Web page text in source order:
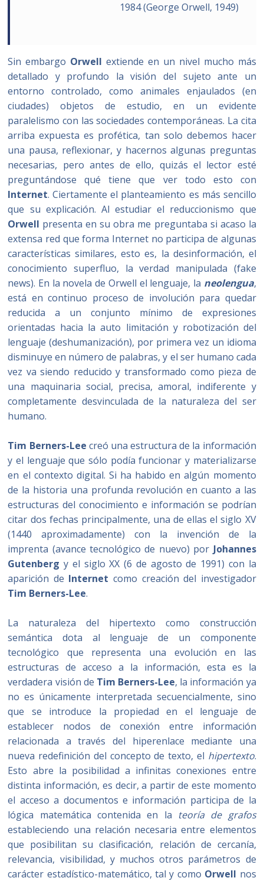
1984 (George Orwell, 1949)
Sin embargo Orwell extiende en un nivel mucho más
detallado y profundo la visión del sujeto ante un
entorno controlado, como animales enjaulados (en
ciudades) objetos de estudio, en un evidente
paralelismo con las sociedades contemporáneas. La cita
arriba expuesta es profética, tan solo debemos hacer
una pausa, reflexionar, y hacernos algunas preguntas
necesarias, pero antes de ello, quizás el lector esté
preguntándose qué tiene que ver todo esto con
Internet. Ciertamente el planteamiento es más sencillo
que su explicación. Al estudiar el reduccionismo que
Orwell presenta en su obra me preguntaba si acaso la
extensa red que forma Internet no participa de algunas
características similares, esto es, la desinformación, el
conocimiento superfluo, la verdad manipulada (fake
news). En la novela de Orwell el lenguaje, la neolengua,
está en continuo proceso de involución para quedar
reducida a un conjunto mínimo de expresiones
orientadas hacia la auto limitación y robotización del
lenguaje (deshumanización), por primera vez un idioma
disminuye en número de palabras, y el ser humano cada
vez va siendo reducido y transformado como pieza de
una maquinaria social, precisa, amoral, indiferente y
completamente desvinculada de la naturaleza del ser
humano.
Tim Berners-Lee creó una estructura de la información
y el lenguaje que sólo podía funcionar y materializarse
en el contexto digital. Si ha habido en algún momento
de la historia una profunda revolución en cuanto a las
estructuras del conocimiento e información se podrían
citar dos fechas principalmente, una de ellas el siglo XV
(1440 aproximadamente) con la invención de la
imprenta (avance tecnológico de nuevo) por Johannes
Gutenberg y el siglo XX (6 de agosto de 1991) con la
aparición de Internet como creación del investigador
Tim Berners-Lee.
La naturaleza del hipertexto como construcción
semántica dota al lenguaje de un componente
tecnológico que representa una evolución en las
estructuras de acceso a la información, esta es la
verdadera visión de Tim Berners-Lee, la información ya
no es únicamente interpretada secuencialmente, sino
que se introduce la propiedad en el lenguaje de
establecer nodos de conexión entre información
relacionada a través del hiperenlace mediante una
nueva redefinición del concepto de texto, el hipertexto.
Esto abre la posibilidad a infinitas conexiones entre
distinta información, es decir, a partir de este momento
el acceso a documentos e información participa de la
lógica matemática contenida en la teoría de grafos
estableciendo una relación necesaria entre elementos
que posibilitan su clasificación, relación de cercanía,
relevancia, visibilidad, y muchos otros parámetros de
carácter estadístico-matemático, tal y como Orwell nos